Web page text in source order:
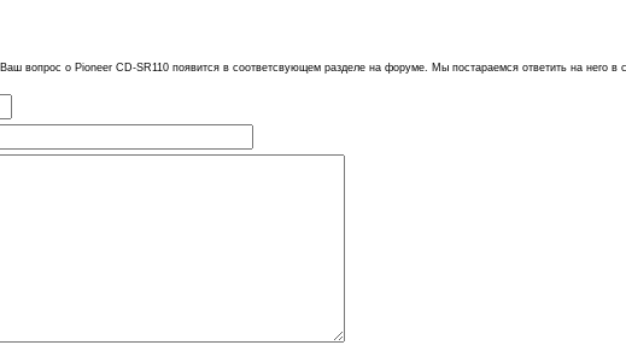
Ваш вопрос о Pioneer CD-SR110 появится в соответсвующем разделе на форуме. Мы постараемся ответить на него в